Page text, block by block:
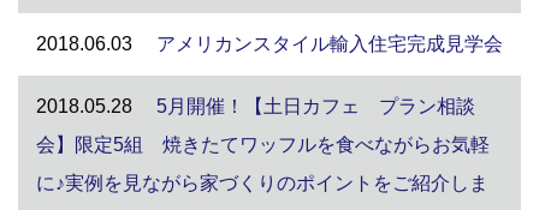
2018.06.03 アメリカンスタイル輸入住宅完成見学会
2018.05.28
5月開催！【土日カフェ プラン相談
会】限定5組 焼きたてワッフルを食べながらお気軽
に♪実例を見ながら家づくりのポイントをご紹介しま